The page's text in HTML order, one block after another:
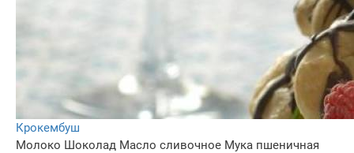
Крокембуш
Молоко Шоколад Масло сливочное Мука пшеничная